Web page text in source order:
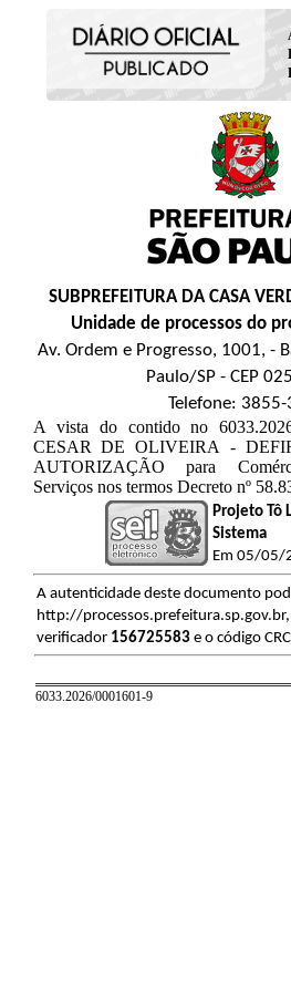
SUBPREFEITURA DA CASA
Unidade de processos do
Av. Ordem e Progresso, 1001, -
Paulo/SP - CEP
Telefone:
A vista do contido no
CESAR DE OLIVEIRA -
AUTORIZAÇÃO para
Serviços nos termos Decreto nº
Projeto Tô
Sistema
Em 05/05/
A autenticidade deste documento
http://
verificador 156725583e o código CRC
6033.2026/0001601-9